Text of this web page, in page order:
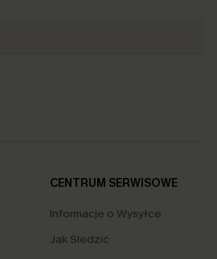
CENTRUM SERWISOWE
Informacje o Wysyłce
Jak Śledzić